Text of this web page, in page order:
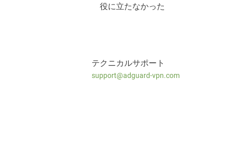
役に立たなかった
テクニカルサポート
support@adguard-vpn.com